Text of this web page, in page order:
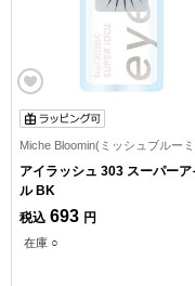
Miche Bloomin(ミッシュブルー
アイラッシュ 303 スーパーア
ル BK
税込 693 円
在庫 ○